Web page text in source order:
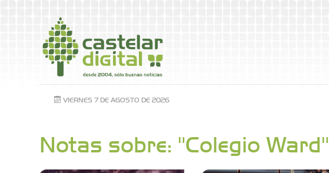
VIERNES 7 DE AGOSTO DE 2026
Notas sobre: "Colegio Ward"